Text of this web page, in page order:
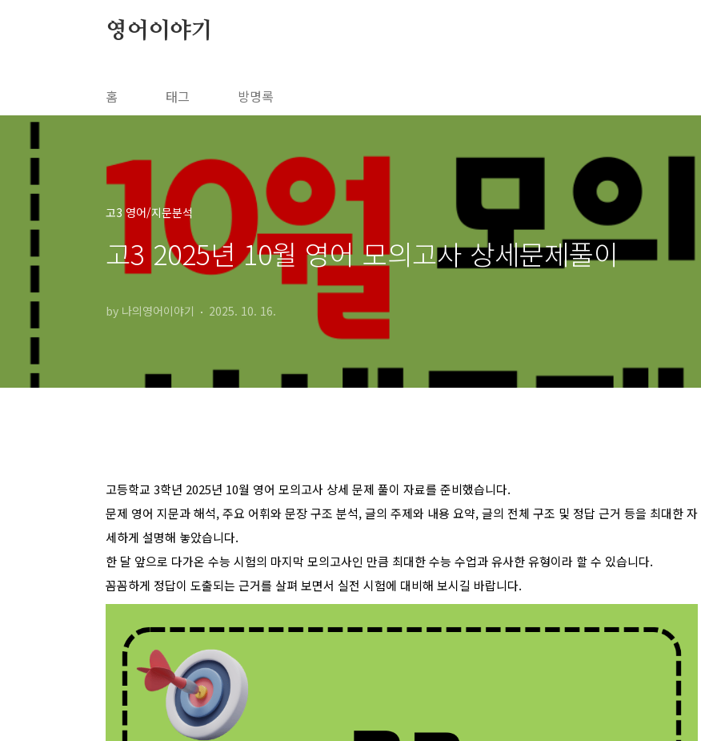
영어이야기
홈 태그 방명록
고3 영어/지문분석
고3 2025년 10월 영어 모의고사 상세문제풀이
by 나의영어이야기 2025. 10. 16.
고등학교 3학년 2025년 10월 영어 모의고사 상세 문제 풀이 자료를 준비했습니다.
문제 영어 지문과 해석, 주요 어휘와 문장 구조 분석, 글의 주제와 내용 요약, 글의 전체 구조 및 정답 근거 등을 최대한 자
세하게 설명해 놓았습니다.
한 달 앞으로 다가온 수능 시험의 마지막 모의고사인 만큼 최대한 수능 수업과 유사한 유형이라 할 수 있습니다.
꼼꼼하게 정답이 도출되는 근거를 살펴 보면서 실전 시험에 대비해 보시길 바랍니다.